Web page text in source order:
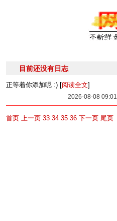
目前还没有日志
正等着你添加呢 :) [阅读全文]
2026-08-08
首页 上一页 33 34 35 36 下一页 尾页